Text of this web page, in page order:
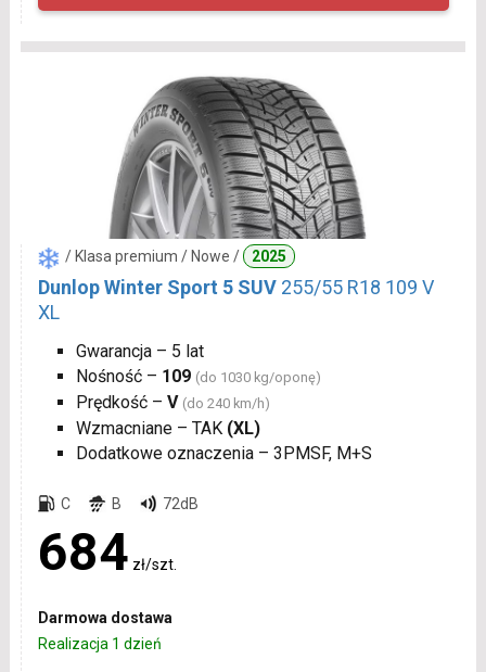
/ Klasa premium / Nowe / 2025
Dunlop Winter Sport 5 SUV 255/55 R18 109 V
XL
Gwarancja – 5 lat
Nośność – 109 (do 1030 kg/oponę)
Prędkość – V (do 240 km/h)
Wzmacniane – TAK (XL)
Dodatkowe oznaczenia – 3PMSF, M+S
C B 72dB
684 zł/szt.
Darmowa dostawa
Realizacja 1 dzień